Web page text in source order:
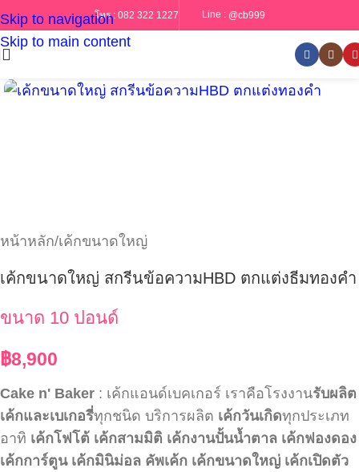
Skip to navigation
Skip to main content
โทร : 082 322 1227 Line : @cb999
หน้าหลัก/เค้กขนาดใหญ่
เค้กขนาดใหญ่ สกรีนข้อความHBD ตกแต่งธีมทองคำ
ขนาด 10 ปอนด์
฿8,900
Cake n' Baker : เค้กแอนด์เบคเกอร์ เราคือโรงงานรับผลิต
เค้กและเบเกอรี่ทุกชนิด บริการผลิต เค้กวันเกิดทุกประเภท
อาทิ เค้กโฟโต้ เค้กสามมิติ เค้กงานปั้นน้ำตาล เค้กฟองดอง
เค้กการ์ตูน เค้กมินิม่อล คัพเค้ก เค้กขนาดใหญ่ เค้กเปิดตัว